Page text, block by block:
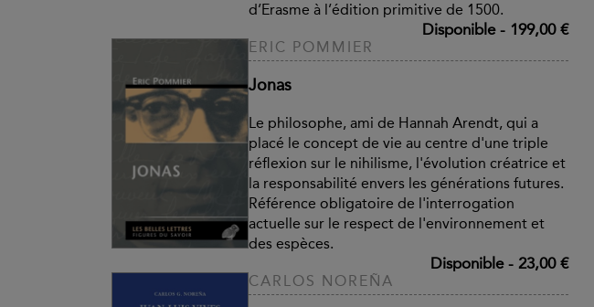
d’Erasme à l’édition primitive de 1500.
Disponible- 199,00 €
ERIC POMMIER
Jonas
Le philosophe, ami de Hannah Arendt, qui a
placé le concept de vie au centre d'une triple
réflexion sur le nihilisme, l'évolution créatrice et
la responsabilité envers les générations futures.
Référence obligatoire de l'interrogation
actuelle sur le respect de l'environnement et
des espèces.
Disponible- 23,00 €
CARLOS NOREÑA